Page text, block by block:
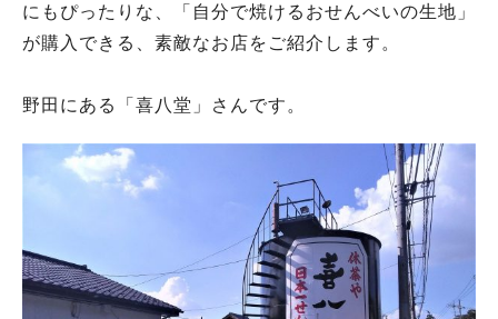
にもぴったりな、「自分で焼けるおせんべいの生地」
が購入できる、素敵なお店をご紹介します。
野田にある「喜八堂」さんです。